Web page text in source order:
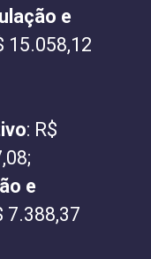
e
15.058,12
: R$
e
7.388,37